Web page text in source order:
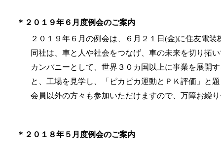
＊２０１９年６月度例会のご案内
２０１９年６月の例会は、６月２１日(金)に住友電
同社は、車と人や社会をつなげ、車の未来を切り拓
カンパニーとして、世界３０カ国以上に事業を展開
と、工場を見学し、「ピカピカ運動とＰＫ評価」と
会員以外の方々も参加いただけますので、 万障お繰
＊２０１８年５月度例会のご案内